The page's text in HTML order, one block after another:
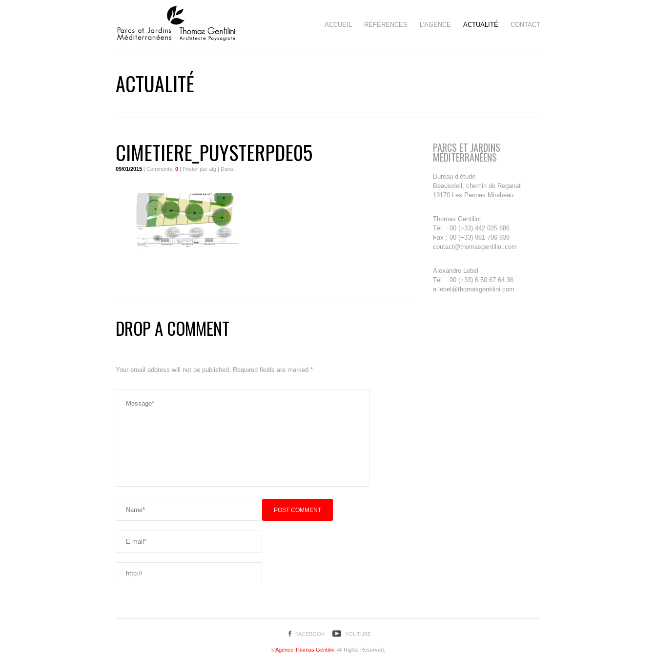
ACCUEIL RÉFÉRENCES L’AGENCE ACTUALITÉ CONTACT
ACTUALITÉ
CIMETIERE_PUYSTERPDE05
09/01/2015 | Comments: 0 | Poster par atg | Dans:
DROP A COMMENT
Your email address will not be published. Required fields are marked *
PARCS ET JARDINS
MÉDITERRANÉENS
Bureau d’étude
Beausoleil, chemin de Reganat
13170 Les Pennes Mirabeau
Thomas Gentilini
Tél. : 00 (+33) 442 025 686
Fax : 00 (+33) 981 706 939
contact@thomasgentilini.com
Alexandre Lebel
Tél. : 00 (+33) 6 50 67 64 36
a.lebel@thomasgentilini.com
FACEBOOK YOUTUBE
©Agence Thomas Gentilini. All Rights Reserved.